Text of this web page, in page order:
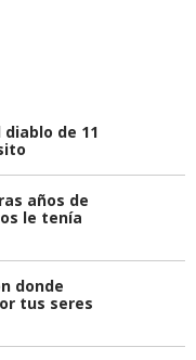
de 11
años de
le tenía
donde
tus seres